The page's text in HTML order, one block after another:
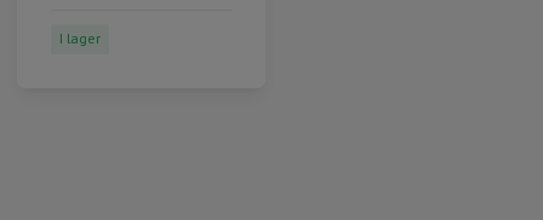
I lager